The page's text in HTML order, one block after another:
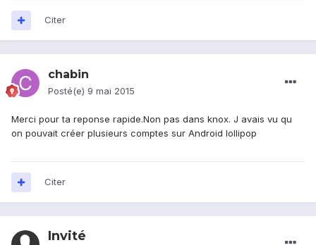
Citer
chabin
Posté(e) 9 mai 2015
Merci pour ta reponse rapide.Non pas dans knox. J avais vu qu
on pouvait créer plusieurs comptes sur Android lollipop
Citer
Invité